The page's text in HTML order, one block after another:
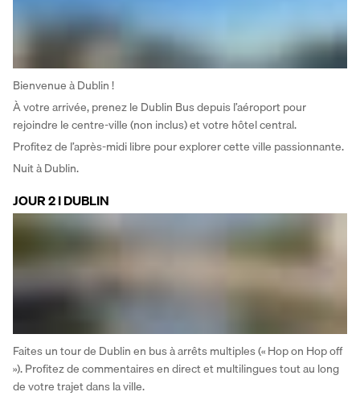
Bienvenue à Dublin !
À votre arrivée, prenez le Dublin Bus depuis l’aéroport pour
rejoindre le centre-ville (non inclus) et votre hôtel central.
Profitez de l’après-midi libre pour explorer cette ville passionnante.
Nuit à Dublin.
JOUR 2 I DUBLIN
Faites un tour de Dublin en bus à arrêts multiples (« Hop on Hop off
»). Profitez de commentaires en direct et multilingues tout au long
de votre trajet dans la ville.